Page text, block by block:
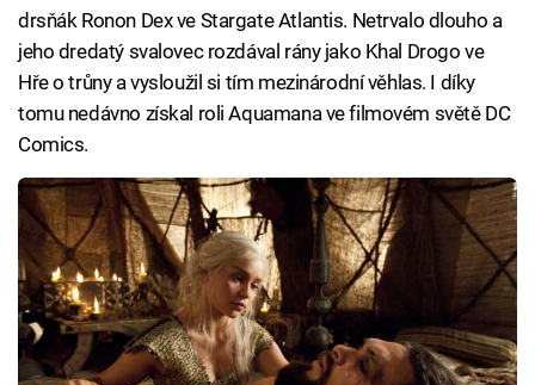
drsňák Ronon Dex ve Stargate Atlantis. Netrvalo dlouho a
jeho dredatý svalovec rozdával rány jako Khal Drogo ve
Hře o trůny a vysloužil si tím mezinárodní věhlas. I díky
tomu nedávno získal roli Aquamana ve filmovém světě DC
Comics.